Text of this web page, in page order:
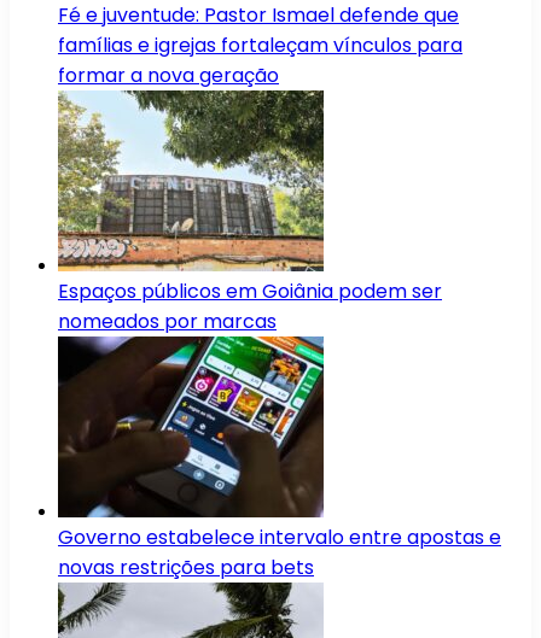
Fé e juventude: Pastor Ismael defende que
famílias e igrejas fortaleçam vínculos para
formar a nova geração
Espaços públicos em Goiânia podem ser
nomeados por marcas
Governo estabelece intervalo entre apostas e
novas restrições para bets